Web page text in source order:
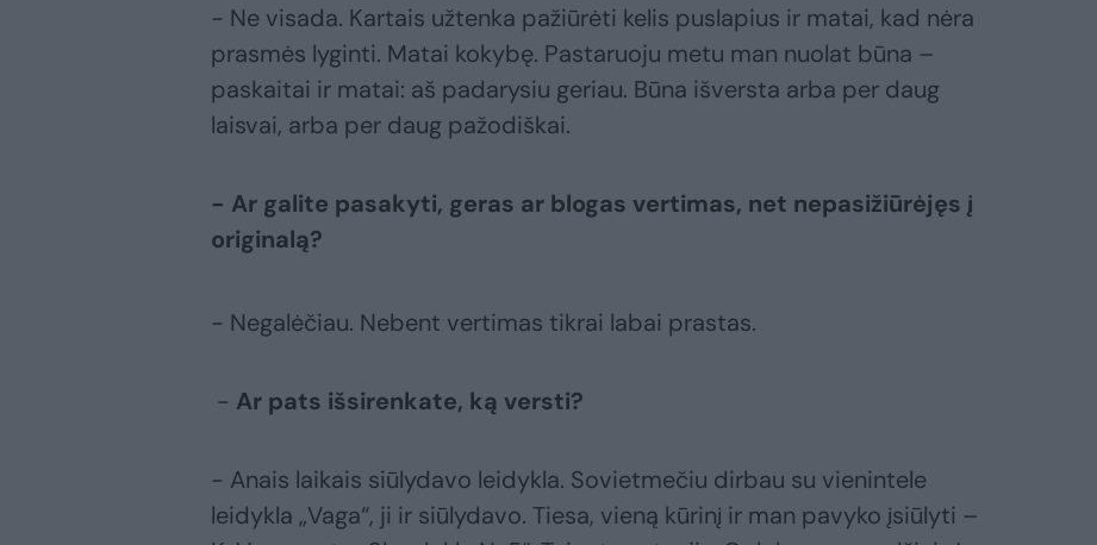
- Ne visada. Kartais užtenka pažiūrėti kelis puslapius ir matai, kad nėra
prasmės lyginti. Matai kokybę. Pastaruoju metu man nuolat būna –
paskaitai ir matai: aš padarysiu geriau. Būna išversta arba per daug
laisvai, arba per daug pažodiškai.
- Ar galite pasakyti, geras ar blogas vertimas, net nepasižiūrėjęs į
originalą?
- Negalėčiau. Nebent vertimas tikrai labai prastas.
- Ar pats išsirenkate, ką versti?
- Anais laikais siūlydavo leidykla. Sovietmečiu dirbau su vienintele
leidykla „Vaga“, ji ir siūlydavo. Tiesa, vieną kūrinį ir man pavyko įsiūlyti –